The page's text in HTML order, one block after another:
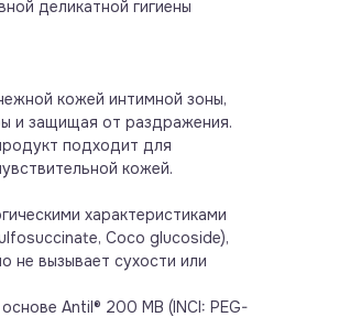
деликатной гигиены
кожей интимной зоны,
и защищая от раздражения.
подходит для
кожей.
характеристиками
Coco glucoside),
не вызывает сухости или
Antil® 200 MB (INCI: PEG-